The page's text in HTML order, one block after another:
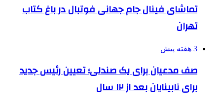
تماشای فینال جام جهانی فوتبال در باغ کتاب
تهران
3 هفته پیش
صف مدعیان برای یک صندلی؛ تعیین رئیس جدید
برای نابینایان بعد از ۱۲ سال